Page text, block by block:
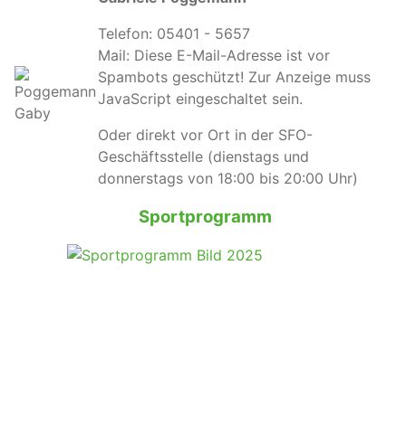
Telefon: 05401 - 5657
Mail: Diese E-Mail-Adresse ist vor
Spambots geschützt! Zur Anzeige muss
JavaScript eingeschaltet sein.
Oder direkt vor Ort in der SFO-
Geschäftsstelle (dienstags und
donnerstags von 18:00 bis 20:00 Uhr)
Sportprogramm